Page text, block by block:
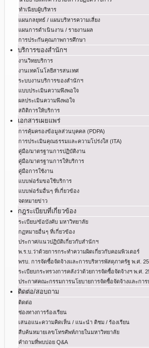
ทำเนียบผู้บริหาร
แผนกลยุทธ์ / แผนบริหารความเสี่ยง
แผนการดำเนินงาน / รายงานผล
การประกันคุณภาพการศึกษา
บริการของสำนักฯ
งานวิทยบริการ
งานเทคโนโลยีสารสนเทศ
ระบบงานบริการของสำนักฯ
แบบประเมินความพึงพอใจ
ผลประเมินความพึงพอใจ
สถิติการให้บริการ
เอกสารเผยแพร่
การคุ้มครองข้อมูลส่วนบุคคล (PDPA)
การประเมินคุณธรรมและความโปร่งใส (ITA)
คู่มือ/มาตรฐานการปฏิบัติงาน
คู่มือ/มาตรฐานการให้บริการ
คู่มือการใช้งาน
แบบฟอร์มขอใช้บริการ
แบบฟอร์มอื่นๆ ที่เกี่ยวข้อง
จดหมายข่าว
กฎระเบียบที่เกี่ยวข้อง
ระเบียบ/ข้อบังคับ มหาวิทยาลัย
กฏหมายอื่นๆ ที่เกี่ยวข้อง
ประกาศ/แนวปฏิบัติเกี่ยวกับสำนักฯ
พ.ร.บ.ว่าด้วยการกระทําความผิดเกี่ยวกับคอมพิวเตอร์
พรบ. การจัดซื้อจัดจ้างและการบริหารพัสดุภาครัฐ พ.ศ.
ระเบียบกระทรวงการคลังว่าด้วยการจัดซื้อจัดจ้างฯ พ.ศ.
ประกาศคณะกรรมการนโยบายการจัดซื้อจัดจ้างและกา
ติดต่อ/สอบถาม
ติดต่อ
ช่องทางการร้องเรียน
เสนอแนะความคิดเห็น / แนะนำ ติชม / ร้องเรียน
สืบค้นหมายเลขโทรศัพท์ภายในมหาวิทยาลัย
คำถามที่พบบ่อย Q&A